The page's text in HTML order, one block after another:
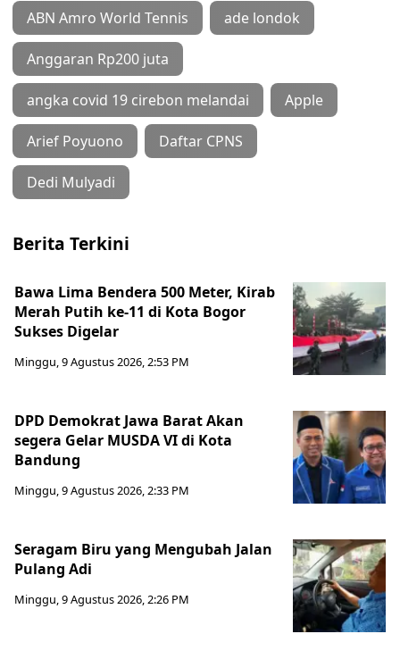
ABN Amro World Tennis ade londok
Anggaran Rp200 juta
angka covid 19 cirebon melandai Apple
Arief Poyuono Daftar CPNS
Dedi Mulyadi
Berita Terkini
Bawa Lima Bendera 500 Meter, Kirab
Merah Putih ke-11 di Kota Bogor
Sukses Digelar
Minggu, 9 Agustus 2026, 2:53 PM
DPD Demokrat Jawa Barat Akan
segera Gelar MUSDA VI di Kota
Bandung
Minggu, 9 Agustus 2026, 2:33 PM
Seragam Biru yang Mengubah Jalan
Pulang Adi
Minggu, 9 Agustus 2026, 2:26 PM